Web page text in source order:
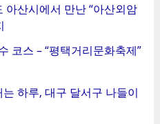
아산시에서 만난 “아산외암
코스 – “평택거리문화축제”
하루, 대구 달서구 나들이